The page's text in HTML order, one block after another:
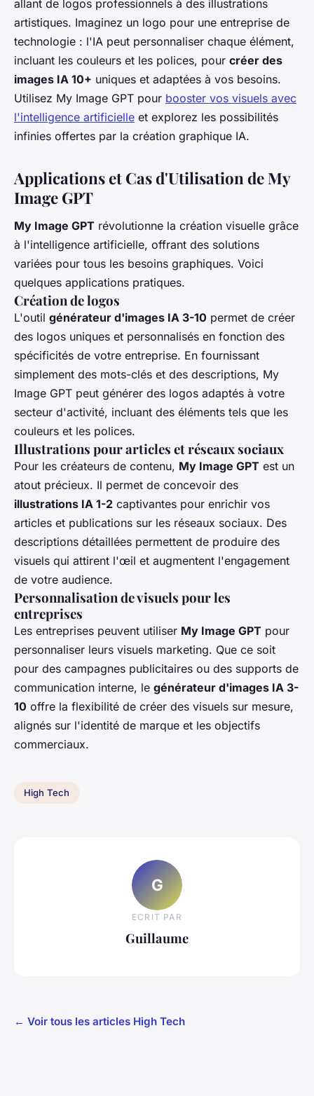
allant de logos professionnels à des illustrations
artistiques. Imaginez un logo pour une entreprise de
technologie : l'IA peut personnaliser chaque élément,
incluant les couleurs et les polices, pour créer des
images IA 10+ uniques et adaptées à vos besoins.
Utilisez My Image GPT pour booster vos visuels avec
l'intelligence artificielle et explorez les possibilités
infinies offertes par la création graphique IA.
Applications et Cas d'Utilisation de My
Image GPT
My Image GPT révolutionne la création visuelle grâce
à l'intelligence artificielle, offrant des solutions
variées pour tous les besoins graphiques. Voici
quelques applications pratiques.
Création de logos
L'outil générateur d'images IA 3-10 permet de créer
des logos uniques et personnalisés en fonction des
spécificités de votre entreprise. En fournissant
simplement des mots-clés et des descriptions, My
Image GPT peut générer des logos adaptés à votre
secteur d'activité, incluant des éléments tels que les
couleurs et les polices.
Illustrations pour articles et réseaux sociaux
Pour les créateurs de contenu, My Image GPT est un
atout précieux. Il permet de concevoir des
illustrations IA 1-2 captivantes pour enrichir vos
articles et publications sur les réseaux sociaux. Des
descriptions détaillées permettent de produire des
visuels qui attirent l'œil et augmentent l'engagement
de votre audience.
Personnalisation de visuels pour les
entreprises
Les entreprises peuvent utiliser My Image GPT pour
personnaliser leurs visuels marketing. Que ce soit
pour des campagnes publicitaires ou des supports de
communication interne, le générateur d'images IA 3-
10 offre la flexibilité de créer des visuels sur mesure,
alignés sur l'identité de marque et les objectifs
commerciaux.
High Tech
G
ECRIT PAR
Guillaume
← Voir tous les articles High Tech